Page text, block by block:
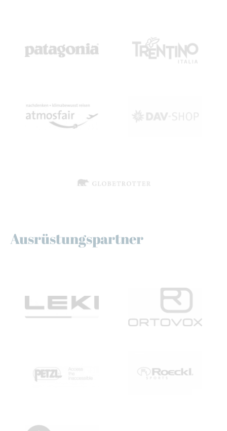
Ausrüstungspartner